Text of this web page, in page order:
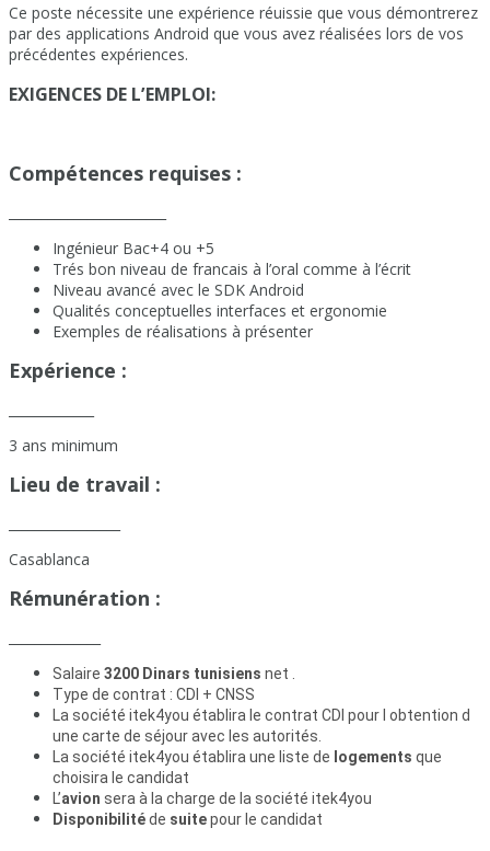
Ce poste nécessite une expérience réuissie que vous démontrerez
par des applications Android que vous avez réalisées lors de vos
précédentes expériences.
EXIGENCES DE L’EMPLOI:
Compétences requises :
Ingénieur Bac+4 ou +5
Trés bon niveau de francais à l’oral comme à l’écrit
Niveau avancé avec le SDK Android
Qualités conceptuelles interfaces et ergonomie
Exemples de réalisations à présenter
Expérience :
3 ans minimum
Lieu de travail :
Casablanca
Rémunération :
Salaire 3200 Dinars tunisiens net .
Type de contrat : CDI + CNSS
La société itek4you établira le contrat CDI pour l obtention d
une carte de séjour avec les autorités.
La société itek4you établira une liste de logements que
choisira le candidat
L’avion sera à la charge de la société itek4you
Disponibilitéde suitepour le candidat